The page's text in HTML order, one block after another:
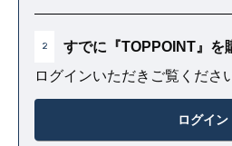
2
すでに『TOPPOINT』を
ログインいただきご覧くださ
ログイン